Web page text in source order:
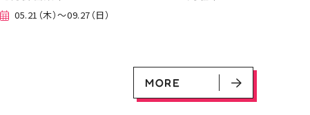
05.21（木）～09.27（日）
MORE